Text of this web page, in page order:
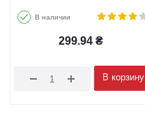
В наличии
299.94 ₴
В корзину